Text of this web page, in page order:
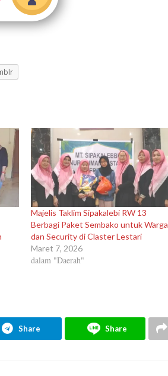
Majelis Taklim Sipakalebi RW 13
Berbagi Paket Sembako untuk Warga
dan Security di Claster Lestari
Maret 7, 2026
dalam "Daerah"
Share Share